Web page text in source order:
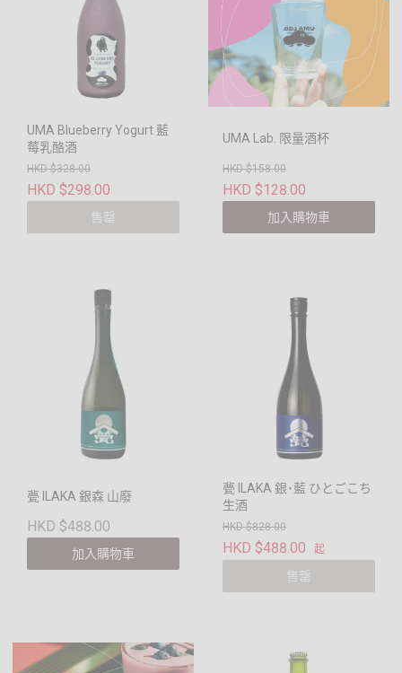
UMA Blueberry Yogurt 藍
莓乳酪酒
HKD $328.00
HKD $298.00
售罄
UMA Lab. 限量酒杯
HKD $158.00
HKD $128.00
加入購物車
甍 ILAKA 銀森 山廢
HKD $488.00
加入購物車
甍 ILAKA 銀･藍 ひとごこち
生酒
HKD $828.00
HKD $488.00 起
售罄